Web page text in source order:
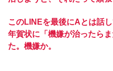
このLINEを最後にAとは話し
年賀状に「機嫌が治ったら
た。機嫌か。